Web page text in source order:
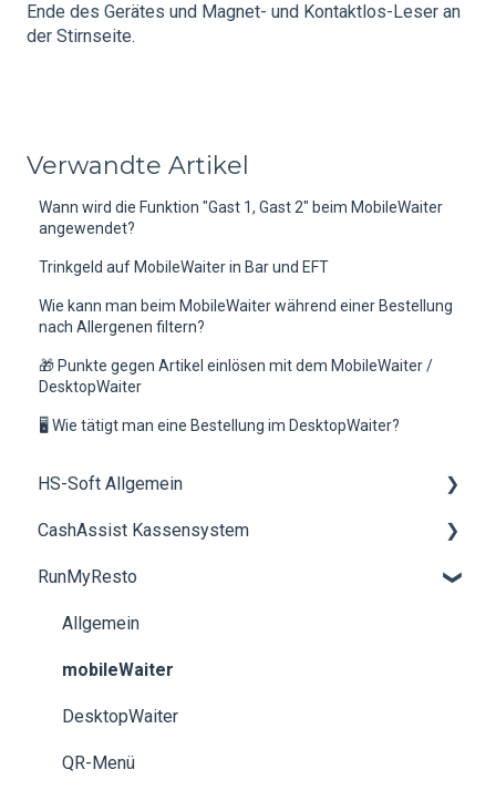
Ende des Gerätes und Magnet- und Kontaktlos-Leser an
der Stirnseite.
Verwandte Artikel
Wann wird die Funktion "Gast 1, Gast 2" beim MobileWaiter
angewendet?
Trinkgeld auf MobileWaiter in Bar und EFT
Wie kann man beim MobileWaiter während einer Bestellung
nach Allergenen filtern?
🎁 Punkte gegen Artikel einlösen mit dem MobileWaiter /
DesktopWaiter
🖥️ Wie tätigt man eine Bestellung im DesktopWaiter?
HS-Soft Allgemein
Schulung
Rechnungen & Bezahlung
Buchhaltung
neue Hardwarekomponenten bestellen
CashAssist Kassensystem
Allgemein
Artikelverwaltung
Hardware
EFT Kartenterminals
Bestellwesen / Click & Collect
RunMyResto
Allgemein
mobileWaiter
DesktopWaiter
QR-Menü